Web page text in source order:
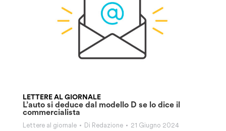
LETTERE AL GIORNALE
L’auto si deduce dal modello D se lo dice il
commercialista
Lettere al giornale Di Redazione 21 Giugno 2024